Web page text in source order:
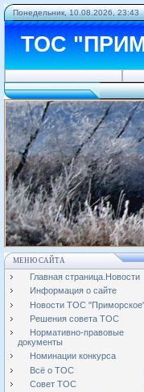
Понедельник, 10.08.2026, 23:43
ТОС
МЕНЮ САЙТА
Главная страница.Новости
Информация о сайте
Новости ТОС
Решения совета ТОС
Нормативно-правовые
документы
Номинации конкурса
Всё о ТОС
Совет ТОС